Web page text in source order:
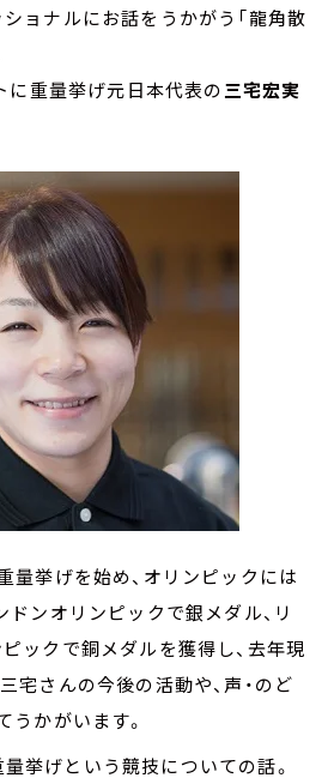
ョナルにお話をうかがう「龍角散
に重量挙げ元日本代表の三宅宏実
量挙げを始め、オリンピックには
ンオリンピックで銀メダル、リ
ックで銅メダルを獲得し、去年現
宅さんの今後の活動や、声・のど
うかがいます。
挙げという競技についての話。